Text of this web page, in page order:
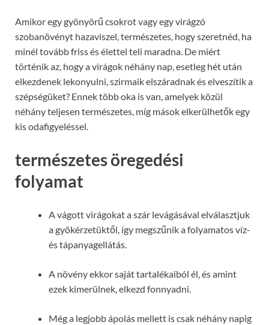
Amikor egy gyönyörű csokrot vagy egy virágzó
szobanövényt hazaviszel, természetes, hogy szeretnéd, ha
minél tovább friss és élettel teli maradna. De miért
történik az, hogy a virágok néhány nap, esetleg hét után
elkezdenek lekonyulni, szirmaik elszáradnak és elveszítik a
szépségüket? Ennek több oka is van, amelyek közül
néhány teljesen természetes, míg mások elkerülhetők egy
kis odafigyeléssel.
természetes öregedési
folyamat
A vágott virágokat a szár levágásával elválasztjuk
a gyökérzetüktől, így megszűnik a folyamatos víz-
és tápanyagellátás.
A növény ekkor saját tartalékaiból él, és amint
ezek kimerülnek, elkezd fonnyadni.
Még a legjobb ápolás mellett is csak néhány napig